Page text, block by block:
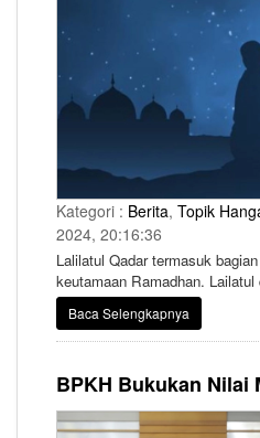
Kategori : Berita, Topik
2024, 20:16:36
Lalilatul Qadar termasuk
keutamaan Ramadhan.
ulama hanya ada di bulan
dikatakan malam terbaik dari
doa hamba yang meminta
Baca Selengkapnya